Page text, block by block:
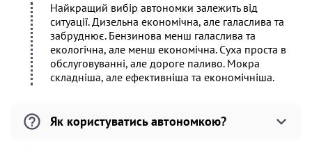
Найкращий вибір автономки залежить від
ситуації. Дизельна економічна, але галаслива та
забруднює. Бензинова менш галаслива та
екологічна, але менш економічна. Суха проста в
обслуговуванні, але дороге паливо. Мокра
складніша, але ефективніша та економічніша.
Як користуватись автономкою?